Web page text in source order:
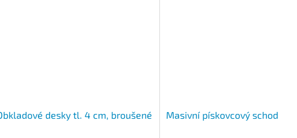
desky tl. 4 cm, broušené Masivní pískovcový schod